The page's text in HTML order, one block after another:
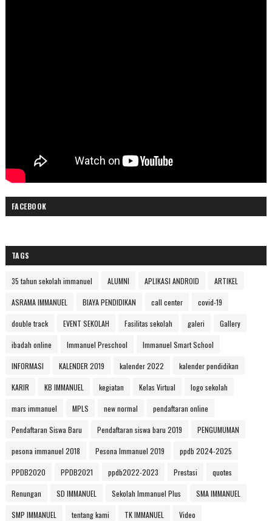
FACEBOOK
TAGS
35 tahun sekolah immanuel ALUMNI APLIKASI ANDROID ARTIKEL
ASRAMA IMMANUEL BIAYA PENDIDIKAN call center covid-19
double track EVENT SEKOLAH Fasilitas sekolah galeri Gallery
ibadah online Immanuel Preschool Immanuel Smart School
INFORMASI KALENDER 2019 kalender 2022 kalender pendidikan
KARIR KB IMMANUEL kegiatan Kelas Virtual logo sekolah
mars immanuel MPLS new normal pendaftaran online
Pendaftaran Siswa Baru Pendaftaran siswa baru 2019 PENGUMUMAN
pesona immanuel 2018 Pesona Immanuel 2019 ppdb 2024-2025
PPDB2020 PPDB2021 ppdb2022-2023 Prestasi quotes
Renungan SD IMMANUEL Sekolah Immanuel Plus SMA IMMANUEL
SMP IMMANUEL tentang kami TK IMMANUEL Video